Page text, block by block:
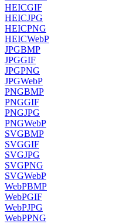
HEICGIF
HEICJPG
HEICPNG
HEICWebP
JPGBMP
JPGGIF
JPGPNG
JPGWebP
PNGBMP
PNGGIF
PNGJPG
PNGWebP
SVGBMP
SVGGIF
SVGJPG
SVGPNG
SVGWebP
WebPBMP
WebPGIF
WebPJPG
WebPPNG